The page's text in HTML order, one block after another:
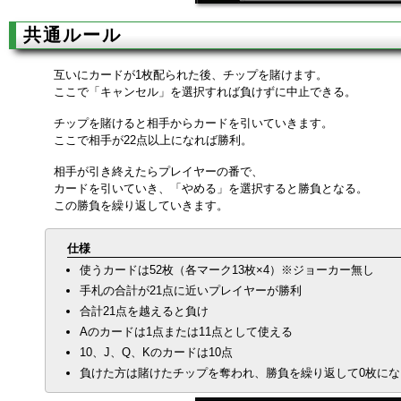
共通ルール
互いにカードが1枚配られた後、チップを賭けます。
ここで「キャンセル」を選択すれば負けずに中止できる。
チップを賭けると相手からカードを引いていきます。
ここで相手が22点以上になれば勝利。
相手が引き終えたらプレイヤーの番で、
カードを引いていき、「やめる」を選択すると勝負となる。
この勝負を繰り返していきます。
仕様
使うカードは52枚（各マーク13枚×4）※ジョーカー無し
手札の合計が21点に近いプレイヤーが勝利
合計21点を越えると負け
Aのカードは1点または11点として使える
10、J、Q、Kのカードは10点
負けた方は賭けたチップを奪われ、勝負を繰り返して0枚に